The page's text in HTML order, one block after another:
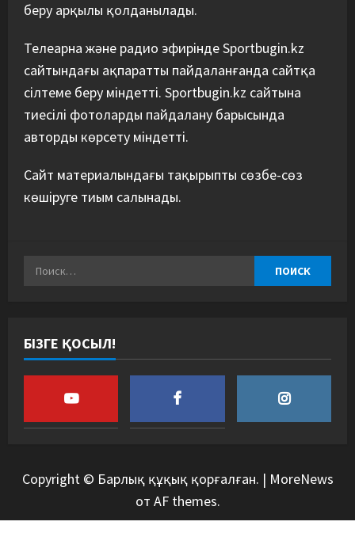
беру арқылы қолданылады.
Телеарна және радио эфирінде Sportbugin.kz
сайтындағы ақпаратты пайдаланғанда сайтқа
сілтеме беру міндетті. Sportbugin.kz сайтына
тиесілі фотоларды пайдалану барысында
авторды көрсету міндетті.
Сайт материалындағы тақырыпты сөзбе-сөз
көшіруге тиым салынады.
БІЗГЕ ҚОСЫЛ!
Copyright © Барлық құқық қорғалған. | MoreNews
от AF themes.